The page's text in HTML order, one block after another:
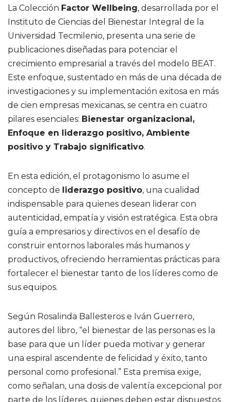
La Colección Factor Wellbeing, desarrollada por el
Instituto de Ciencias del Bienestar Integral de la
Universidad Tecmilenio, presenta una serie de
publicaciones diseñadas para potenciar el
crecimiento empresarial a través del modelo BEAT.
Este enfoque, sustentado en más de una década de
investigaciones y su implementación exitosa en más
de cien empresas mexicanas, se centra en cuatro
pilares esenciales: Bienestar organizacional,
Enfoque en liderazgo positivo, Ambiente
positivo y Trabajo significativo.
En esta edición, el protagonismo lo asume el
concepto de liderazgo positivo, una cualidad
indispensable para quienes desean liderar con
autenticidad, empatía y visión estratégica. Esta obra
guía a empresarios y directivos en el desafío de
construir entornos laborales más humanos y
productivos, ofreciendo herramientas prácticas para
fortalecer el bienestar tanto de los líderes como de
sus equipos.
Según Rosalinda Ballesteros e Iván Guerrero,
autores del libro, “el bienestar de las personas es la
base para que un líder pueda motivar y generar
una espiral ascendente de felicidad y éxito, tanto
personal como profesional.” Esta premisa exige,
como señalan, una dosis de valentía excepcional por
parte de los líderes, quienes deben estar dispuestos